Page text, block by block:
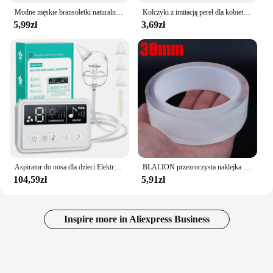
5,99zł
Kolczyki z imitacją pereł dla kobiet Serce Okrągłe kolczyki sztyfty Eleganckie kolczyki z uszami miłosnymi Biżuteria ślubna Prezenty walki
3,69zł
Aspirator do nosa dla dzieci Elektryczny środek do czyszczenia nosa z wbudowaną muzyką i lampką nocną Akumulatorowy nos Booger Sucker dla niemowląt i niemowląt
104,59zł
BLALION przezroczysta naklejka ochraniacz drzwi samochodu taśma odporne na zadrapania bagażnik samochodowy progowa folia ochronna krawędź drzwi ochronna
5,91zł
Inspire more in Aliexpress Business